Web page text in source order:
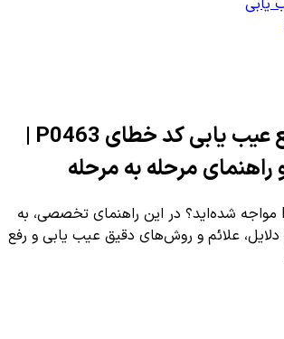
یابی
راهنمای جامع عیب یابی کد خطای P0463 |
راهنمای مرحله به مرحله
با کد خطای P0463 مواجه شده‌اید؟ در این راهنمای تخصصی، به
دلایل، علائم و روش‌های دقیق عیب یابی و رفع